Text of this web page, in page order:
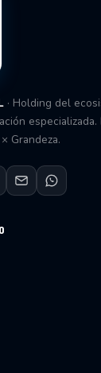
· Holding del
especializada.
Grandeza.